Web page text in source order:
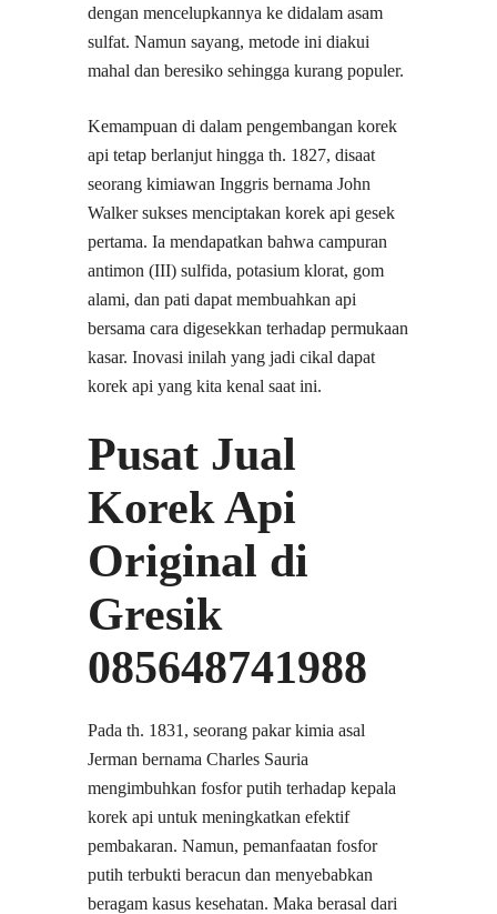
dengan mencelupkannya ke didalam asam
sulfat. Namun sayang, metode ini diakui
mahal dan beresiko sehingga kurang populer.
Kemampuan di dalam pengembangan korek
api tetap berlanjut hingga th. 1827, disaat
seorang kimiawan Inggris bernama John
Walker sukses menciptakan korek api gesek
pertama. Ia mendapatkan bahwa campuran
antimon (III) sulfida, potasium klorat, gom
alami, dan pati dapat membuahkan api
bersama cara digesekkan terhadap permukaan
kasar. Inovasi inilah yang jadi cikal dapat
korek api yang kita kenal saat ini.
Pusat Jual
Korek Api
Original di
Gresik
085648741988
Pada th. 1831, seorang pakar kimia asal
Jerman bernama Charles Sauria
mengimbuhkan fosfor putih terhadap kepala
korek api untuk meningkatkan efektif
pembakaran. Namun, pemanfaatan fosfor
putih terbukti beracun dan menyebabkan
beragam kasus kesehatan. Maka berasal dari